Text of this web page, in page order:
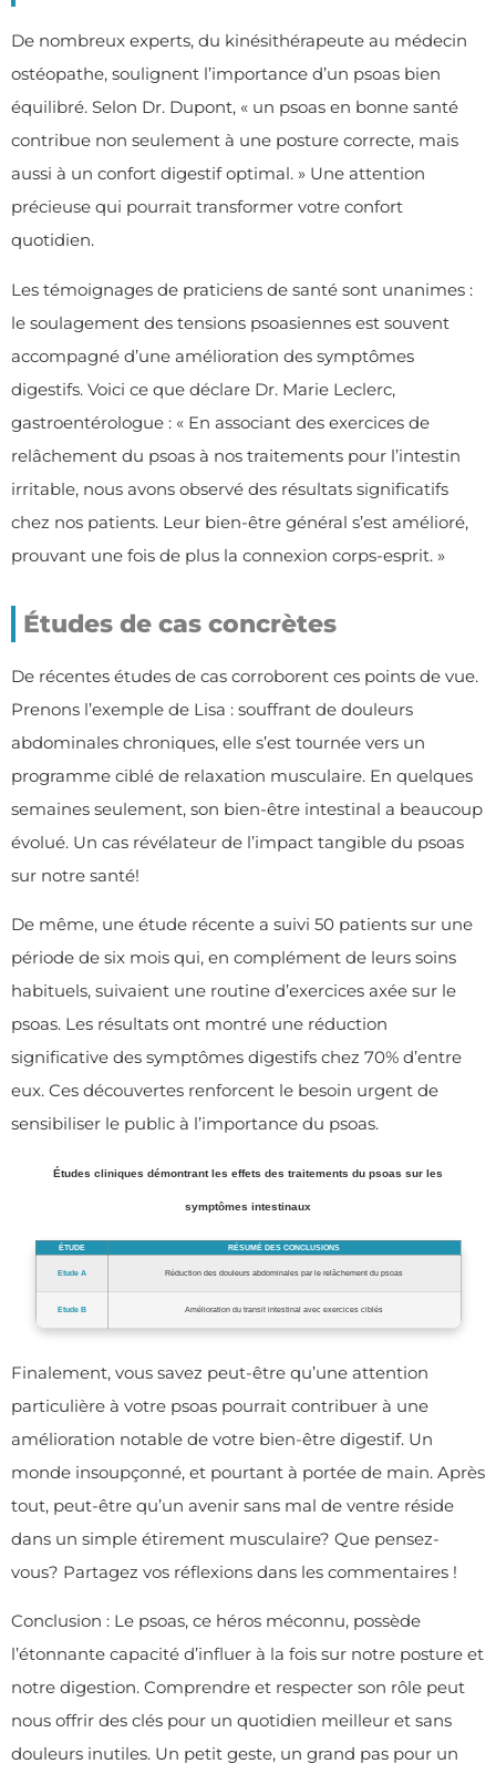
De nombreux experts, du kinésithérapeute au médecin
ostéopathe, soulignent l’importance d’un psoas bien
équilibré. Selon Dr. Dupont, « un psoas en bonne santé
contribue non seulement à une posture correcte, mais
aussi à un confort digestif optimal. » Une attention
précieuse qui pourrait transformer votre confort
quotidien.
Les témoignages de praticiens de santé sont unanimes :
le soulagement des tensions psoasiennes est souvent
accompagné d’une amélioration des symptômes
digestifs. Voici ce que déclare Dr. Marie Leclerc,
gastroentérologue : « En associant des exercices de
relâchement du psoas à nos traitements pour l’intestin
irritable, nous avons observé des résultats significatifs
chez nos patients. Leur bien-être général s’est amélioré,
prouvant une fois de plus la connexion corps-esprit. »
Études de cas concrètes
De récentes études de cas corroborent ces points de vue.
Prenons l’exemple de Lisa : souffrant de douleurs
abdominales chroniques, elle s’est tournée vers un
programme ciblé de relaxation musculaire. En quelques
semaines seulement, son bien-être intestinal a beaucoup
évolué. Un cas révélateur de l’impact tangible du psoas
sur notre santé!
De même, une étude récente a suivi 50 patients sur une
période de six mois qui, en complément de leurs soins
habituels, suivaient une routine d’exercices axée sur le
psoas. Les résultats ont montré une réduction
significative des symptômes digestifs chez 70% d’entre
eux. Ces découvertes renforcent le besoin urgent de
sensibiliser le public à l’importance du psoas.
Études cliniques démontrant les effets des traitements du psoas sur les
symptômes intestinaux
ÉTUDE RÉSUMÉ DES CONCLUSIONS
Etude A Réduction des douleurs abdominales par le relâchement du psoas
Etude B Amélioration du transit intestinal avec exercices ciblés
Finalement, vous savez peut-être qu’une attention
particulière à votre psoas pourrait contribuer à une
amélioration notable de votre bien-être digestif. Un
monde insoupçonné, et pourtant à portée de main. Après
tout, peut-être qu’un avenir sans mal de ventre réside
dans un simple étirement musculaire? Que pensez-
vous? Partagez vos réflexions dans les commentaires !
Conclusion : Le psoas, ce héros méconnu, possède
l’étonnante capacité d’influer à la fois sur notre posture et
notre digestion. Comprendre et respecter son rôle peut
nous offrir des clés pour un quotidien meilleur et sans
douleurs inutiles. Un petit geste, un grand pas pour un